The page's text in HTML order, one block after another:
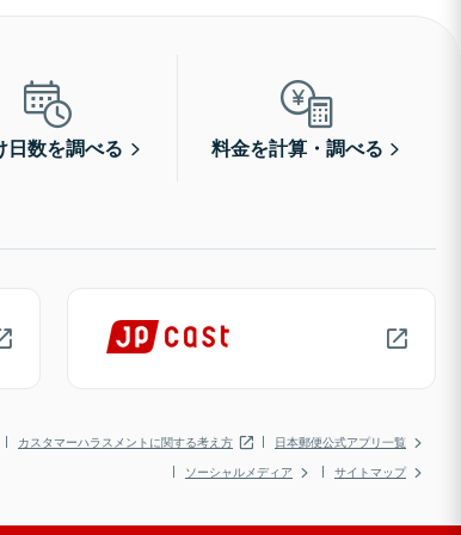
日数を調べる 料金を計算・調べる
カスタマーハラスメントに関する考え方
日本郵便公式アプリ一覧
ソーシャルメディア
サイトマップ